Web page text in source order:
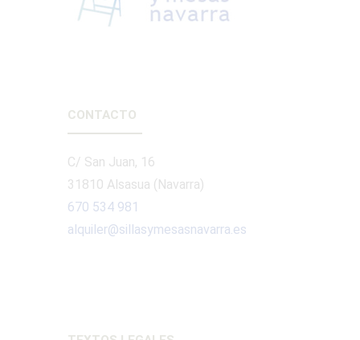
CONTACTO
C/ San Juan, 16
31810 Alsasua (Navarra)
670 534 981
alquiler@sillasymesasnavarra.es